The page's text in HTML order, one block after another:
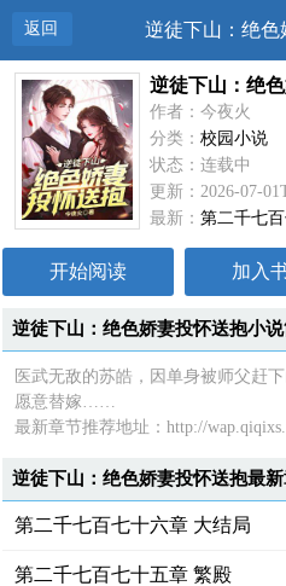
返回 逆徒下山：绝色
逆徒下山：绝
作者：今夜火
分类：校园小说
状态：连载中
更新：2026-07-
最新：第二千七
开始阅读 加入
逆徒下山：绝色娇妻投怀送抱小
介
医武无敌的苏皓，因单身被师父赶
愿意替嫁……
最新章节推荐地址：http://
第二千七百七十六章 大结局
第二千七百七十五章 繁殿